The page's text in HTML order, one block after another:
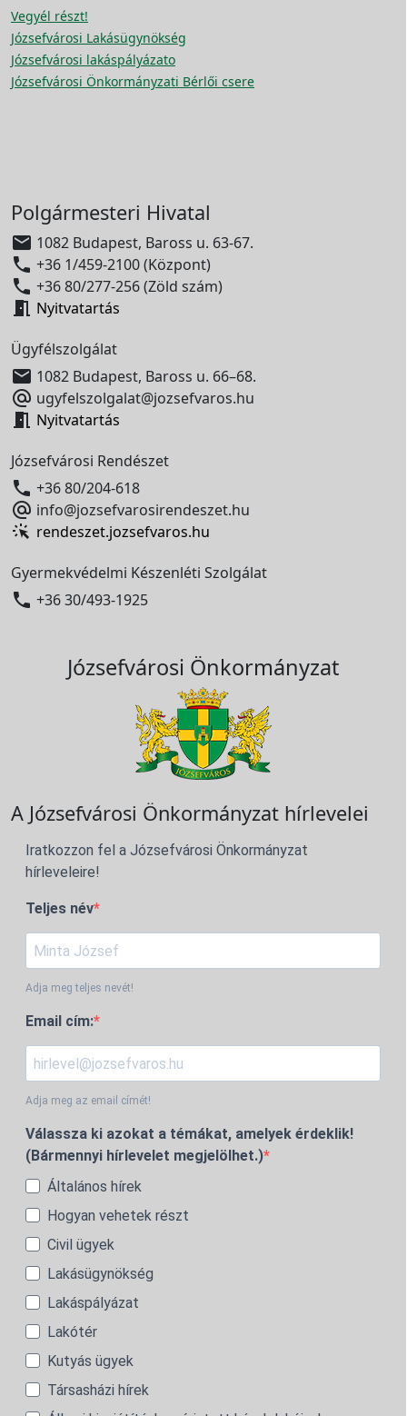
Vegyél részt!
Józsefvárosi Lakásügynökség
Józsefvárosi lakáspályázato
Józsefvárosi Önkormányzati Bérlői csere
Polgármesteri Hivatal
 1082 Budapest, Baross u. 63-67.
 +36 1/459-2100 (Központ)
 +36 80/277-256 (Zöld szám)
 Nyitvatartás
Ügyfélszolgálat
 1082 Budapest, Baross u. 66–68.
 ugyfelszolgalat@jozsefvaros.hu
 Nyitvatartás
Józsefvárosi Rendészet
 +36 80/204-618
 info@jozsefvarosirendeszet.hu
rendeszet.jozsefvaros.hu
Gyermekvédelmi Készenléti Szolgálat
 +36 30/493-1925
Józsefvárosi Önkormányzat
A Józsefvárosi Önkormányzat hírlevelei
Iratkozzon fel a Józsefvárosi Önkormányzat
hírleveleire!
Teljes név
Adja meg teljes nevét!
Email cím:
Adja meg az email címét!
Válassza ki azokat a témákat, amelyek érdeklik!
(Bármennyi hírlevelet megjelölhet.)
Általános hírek
Hogyan vehetek részt
Civil ügyek
Lakásügynökség
Lakáspályázat
Lakótér
Kutyás ügyek
Társasházi hírek